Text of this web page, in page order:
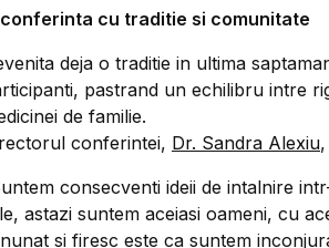
cu traditie si comunitate
deja o traditie in ultima
pastrand un echilibru intre
de familie.
conferintei, Dr. Sandra Alexiu
consecventi ideii de intalnire
astazi suntem aceiasi oameni, cu
si firesc este ca suntem